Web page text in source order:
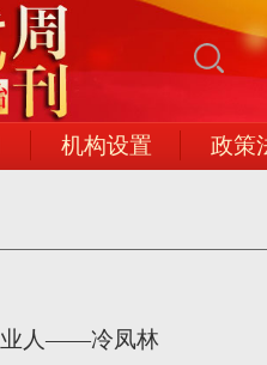
机构设置 政策
业人——冷凤林